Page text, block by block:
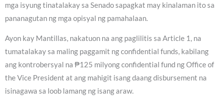
mga isyung tinatalakay sa Senado sapagkat may kinalaman ito sa
pananagutan ng mga opisyal ng pamahalaan.
Ayon kay Mantillas, nakatuon na ang paglilitis sa Article 1, na
tumatalakay sa maling paggamit ng confidential funds, kabilang
ang kontrobersyal na ₱125 milyong confidential fund ng Office of
the Vice President at ang mahigit isang daang disbursement na
isinagawa sa loob lamang ng isang araw.